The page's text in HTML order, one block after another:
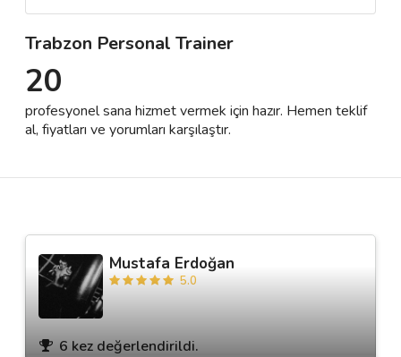
🌟 Müşteri Değerlendirmeleri
Destek
İletişim
Trabzon Personal Trainer
20
profesyonel sana hizmet vermek için hazır. Hemen teklif
al, fiyatları ve yorumları karşılaştır.
Mustafa Erdoğan
5.0
6 kez değerlendirildi.